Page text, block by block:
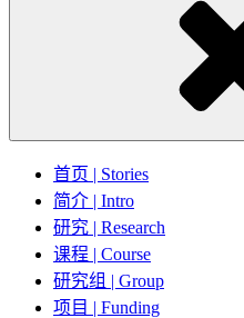
首页 | Stories
简介 | Intro
研究 | Research
课程 | Course
研究组 | Group
项目 | Funding